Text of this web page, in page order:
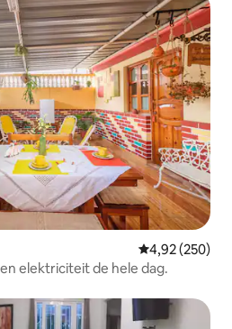
Gemiddelde
4,92 (250)
elektriciteit de hele dag.